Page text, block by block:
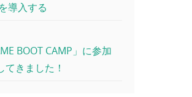
導入する
BOOT CAMP」に参加
てきました！